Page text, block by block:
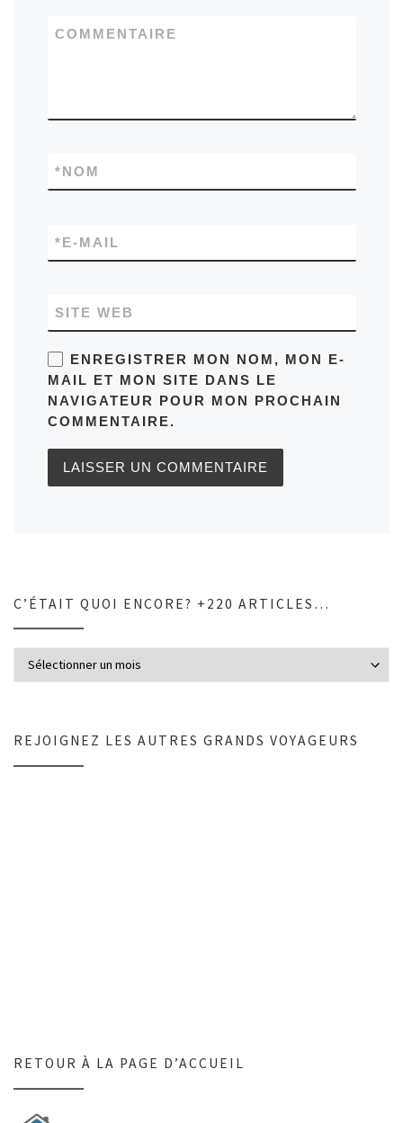
COMMENTAIRE
NOM
*
E-MAIL
*
SITE WEB
ENREGISTRER MON NOM, MON E-
MAIL ET MON SITE DANS LE
NAVIGATEUR POUR MON PROCHAIN
COMMENTAIRE.
C’ÉTAIT QUOI ENCORE? +220 ARTICLES…
REJOIGNEZ LES AUTRES GRANDS VOYAGEURS
RETOUR À LA PAGE D’ACCUEIL